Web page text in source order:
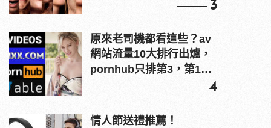
3
原來老司機都看這些？av
網站流量10大排行出爐，
pornhub只排第3，第1名
4
情人節送禮推薦！